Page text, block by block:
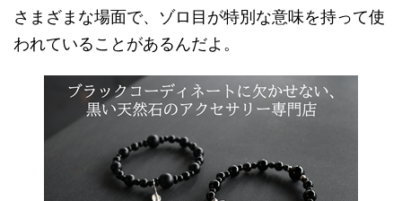
さまざまな場面で、ゾロ目が特別な意味を持って使
われていることがあるんだよ。